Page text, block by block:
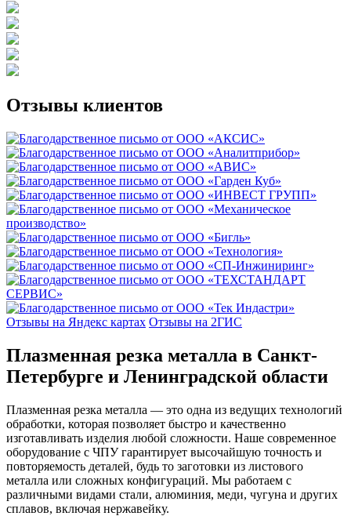
Отзывы клиентов
Отзывы на Яндекс картах Отзывы на 2ГИС
Плазменная резка металла в Санкт-
Петербурге и Ленинградской области
Плазменная резка металла — это одна из ведущих технологий
обработки, которая позволяет быстро и качественно
изготавливать изделия любой сложности. Наше современное
оборудование с ЧПУ гарантирует высочайшую точность и
повторяемость деталей, будь то заготовки из листового
металла или сложных конфигураций. Мы работаем с
различными видами стали, алюминия, меди, чугуна и других
сплавов, включая нержавейку.